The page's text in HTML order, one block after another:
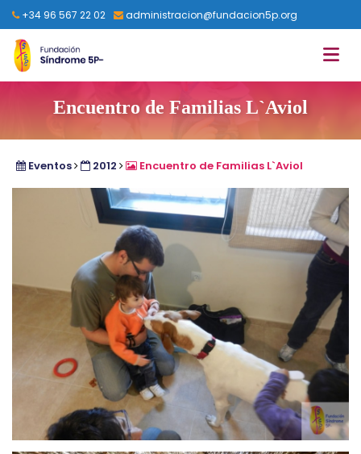
+34 96 567 22 02 administracion@fundacion5p.org
Encuentro de Familias L`Aviol
Eventos 2012 Encuentro de Familias L`Aviol